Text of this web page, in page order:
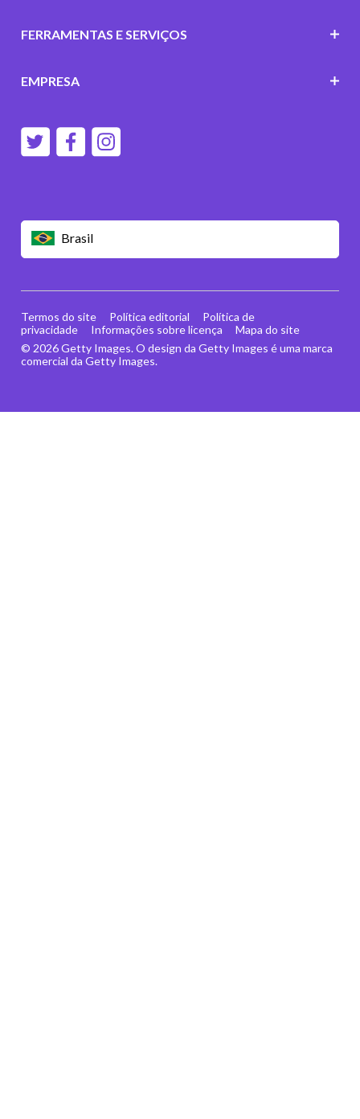
Brasil
FERRAMENTAS E SERVIÇOS
EMPRESA
© 2026 Getty Images. O design da Getty Images é uma marca
comercial da Getty Images.
Termos do site Política editorial
Política de
privacidade
Informações sobre licença Mapa do site